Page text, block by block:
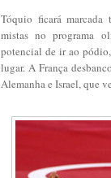
Tóquio ficará marcada
mistas no programa
potencial de ir ao
lugar. A França
Alemanha e Israel, que